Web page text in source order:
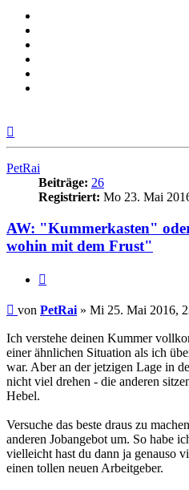
PetRai
Beiträge: 26
Registriert: Mo 23. Mai
AW: "Kummerkasten"
wohin mit dem Frust"
Beitrag
von PetRai » Mi 25. Mai 2016,
Ich verstehe deinen Kummer
einer ähnlichen Situation als ich
war. Aber an der jetzigen Lage in
nicht viel drehen - die anderen
Hebel.
Versuche das beste draus zu
anderen Jobangebot um. So habe
vielleicht hast du dann ja genauso
einen tollen neuen Arbeitgeber.